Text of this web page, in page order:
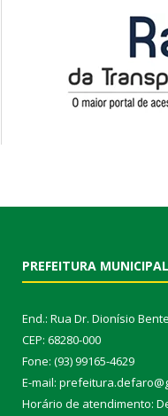
PREFEITURA
End.: Rua Dr. Dionísio
CEP: 68280-000
Fone: (93) 99165-4629
E-mail:
Horário de atendimento: